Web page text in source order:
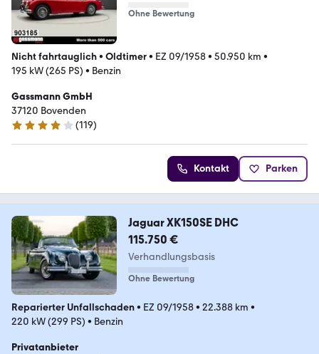
Ohne Bewertung
Nicht fahrtauglich• Oldtimer• EZ 09/1958• 50.950 km •
195 kW (265 PS) • Benzin
Gassmann GmbH
37120 Bovenden
3.9 Sterne
(119)
Kontakt Parken
Jaguar XK150SE DHC
115.750 €
Verhandlungsbasis
Ohne Bewertung
Reparierter Unfallschaden• EZ 09/1958• 22.388 km •
220 kW (299 PS) • Benzin
Privatanbieter